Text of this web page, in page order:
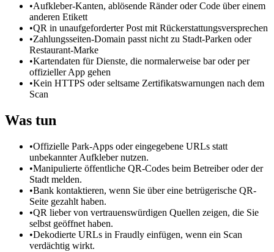
•Aufkleber-Kanten, ablösende Ränder oder Code über einem
anderen Etikett
•QR in unaufgeforderter Post mit Rückerstattungsversprechen
•Zahlungsseiten-Domain passt nicht zu Stadt-Parken oder
Restaurant-Marke
•Kartendaten für Dienste, die normalerweise bar oder per
offizieller App gehen
•Kein HTTPS oder seltsame Zertifikatswarnungen nach dem
Scan
Was tun
•Offizielle Park-Apps oder eingegebene URLs statt
unbekannter Aufkleber nutzen.
•Manipulierte öffentliche QR-Codes beim Betreiber oder der
Stadt melden.
•Bank kontaktieren, wenn Sie über eine betrügerische QR-
Seite gezahlt haben.
•QR lieber von vertrauenswürdigen Quellen zeigen, die Sie
selbst geöffnet haben.
•Dekodierte URLs in Fraudly einfügen, wenn ein Scan
verdächtig wirkt.